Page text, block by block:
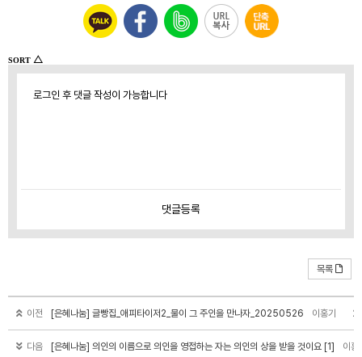
SORT △
로그인 후 댓글 작성이 가능합니다
댓글등록
목록
이홍기
이전 [은혜나눔] 글빵집_애피타이저2_물이 그 주인을 만나자_20250526
이홍
다음 [은혜나눔] 의인의 이름으로 의인을 영접하는 자는 의인의 상을 받을 것이요 [1]